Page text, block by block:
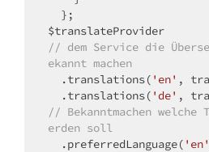
// dem Service die
ekannt machen
  .translations(
'en' ,
  .translations(
'de'
// Bekanntmachen welche
erden soll
  .preferredLanguage(
'en'